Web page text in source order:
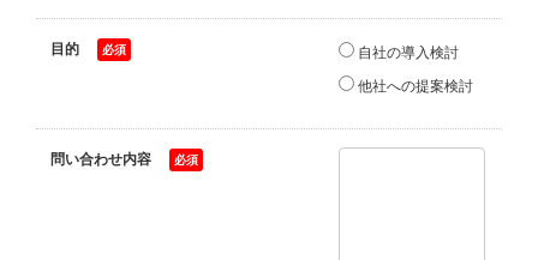
目的
自社の導入検討
他社への提案検討
問い合わせ内容